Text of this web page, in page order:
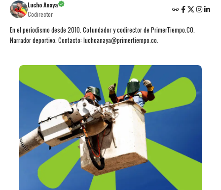
Lucho Anaya
Codirector
En el periodismo desde 2010. Cofundador y codirector de PrimerTiempo.CO.
Narrador deportivo. Contacto: luchoanaya@primertiempo.co.